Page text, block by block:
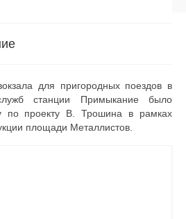
для пригородных поездов в
станции Примыкание бы­ло
по проекту В. Трошина в рамках
площади Металлистов.